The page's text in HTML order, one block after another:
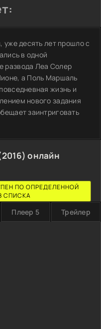
уже десять лет прошло с
в одной
развода Леа Солер
а Поль Маршаль
жизнь и
нового задания
заинтриговать
онлайн
ПО ОПРЕДЕЛЕННОЙ
СПИСКА
Плеер 5 Трейлер